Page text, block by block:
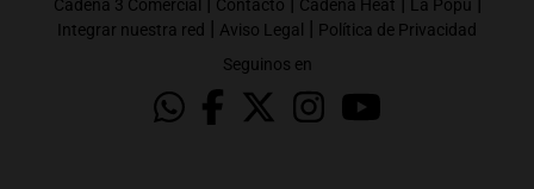
Cadena 3 Comercial Contacto Cadena Heat La Popu
Integrar nuestra red | Aviso Legal | Política de Privacidad
Seguinos en